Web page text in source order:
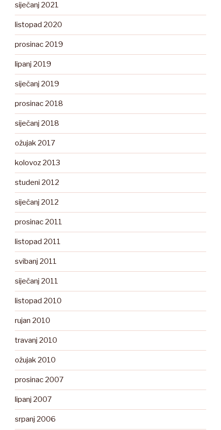
siječanj 2021
listopad 2020
prosinac 2019
lipanj 2019
siječanj 2019
prosinac 2018
siječanj 2018
ožujak 2017
kolovoz 2013
studeni 2012
siječanj 2012
prosinac 2011
listopad 2011
svibanj 2011
siječanj 2011
listopad 2010
rujan 2010
travanj 2010
ožujak 2010
prosinac 2007
lipanj 2007
srpanj 2006